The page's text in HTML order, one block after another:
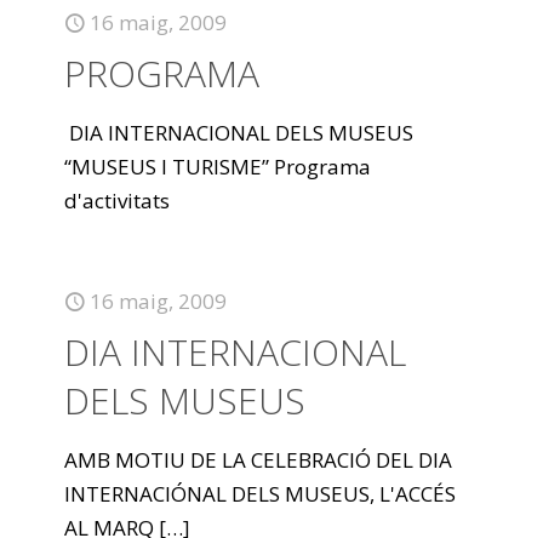
16 maig, 2009
PROGRAMA
DIA INTERNACIONAL DELS MUSEUS
“MUSEUS I TURISME” Programa
d'activitats
16 maig, 2009
DIA INTERNACIONAL
DELS MUSEUS
AMB MOTIU DE LA CELEBRACIÓ DEL DIA
INTERNACIÓNAL DELS MUSEUS, L'ACCÉS
AL MARQ […]